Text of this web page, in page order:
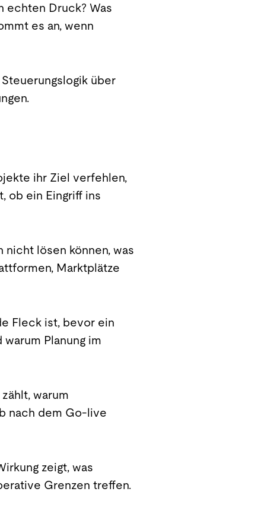
echten Druck? Was
es an, wenn
über
ihr Ziel verfehlen,
ob ein Eingriff ins
nicht lösen können, was
Marktplätze
Fleck ist, bevor ein
Planung im
warum
nach dem Go-live
zeigt, was
Grenzen treffen.